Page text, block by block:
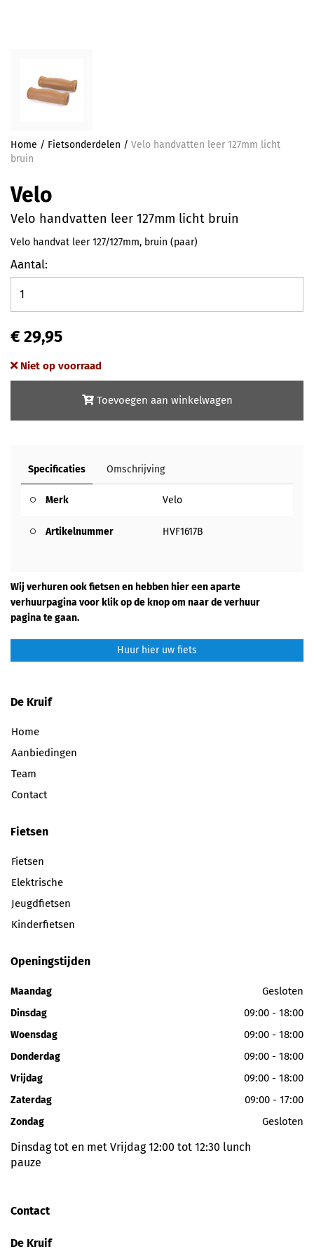
Home / Fietsonderdelen / Velo handvatten leer 127mm licht
bruin
Velo
Velo handvatten leer 127mm licht bruin
Velo handvat leer 127/127mm, bruin (paar)
Aantal:
€ 29,95
Niet op voorraad
Toevoegen aan winkelwagen
Specificaties Omschrijving
Merk Velo
Artikelnummer HVF1617B
Wij verhuren ook fietsen en hebben hier een aparte
verhuurpagina voor klik op de knop om naar de verhuur
pagina te gaan.
Huur hier uw fiets
De Kruif
Home
Aanbiedingen
Team
Contact
Fietsen
Fietsen
Elektrische
Jeugdfietsen
Kinderfietsen
Openingstijden
Maandag Gesloten
Dinsdag 09:00 - 18:00
Woensdag 09:00 - 18:00
Donderdag 09:00 - 18:00
Vrijdag 09:00 - 18:00
Zaterdag 09:00 - 17:00
Zondag Gesloten
Dinsdag tot en met Vrijdag 12:00 tot 12:30 lunch
pauze
Contact
De Kruif